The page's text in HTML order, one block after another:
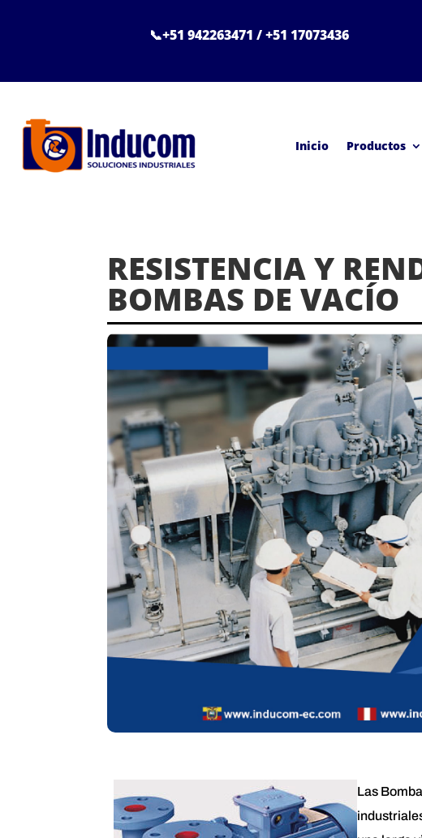
📞+51 942263471 / +51 17073436
Inicio Productos
RESISTENCIA Y
BOMBAS DE VACÍO
Las